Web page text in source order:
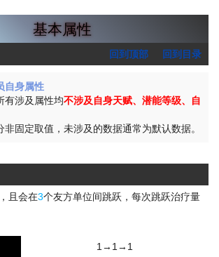
基本属性
回到顶部 回到目录
自身属性
有涉及属性均不涉及自身天赋、潜能等级、自
固定取值，未涉及的数据通常为默认数据。
且会在3个友方单位间跳跃，每次跳跃治疗量
1→1→1